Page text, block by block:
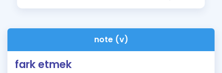
Blog
note (v)
fark etmek